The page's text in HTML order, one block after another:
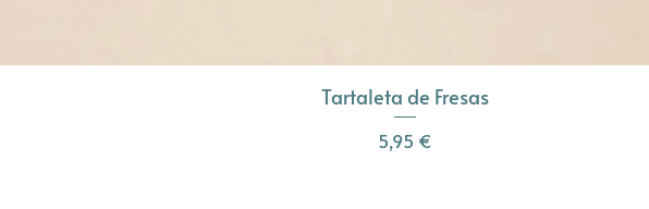
Tartaleta de Fresas
Precio
5,95 €